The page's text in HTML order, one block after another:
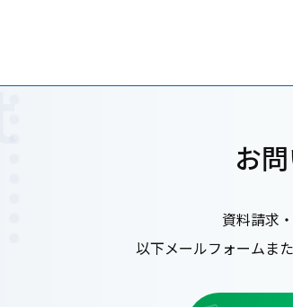
お
資料請求
以下メールフォームま